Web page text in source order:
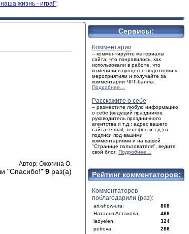
жизнь - игра!".
Автор: Ожогина О.
"Спасибо!" 9 раз(а)
Сервисы:
Комментарии
– комментируйте материалы
сайта: что понравилось, как
использовали в работе, что
изменили в процессе подготовки к
мероприятиям и получайте за
комментарии ЧРГ-баллы.
Подробнее…
Расскажите о себе
– разместите любую информацию
о себе (ведущий праздников,
руководитель праздничного
агентства и т.д.; адрес вашего
сайта, e-mail, телефон и т.д.) в
подписи под вашими
комментариями и на вашей
"Странице пользователя", ведите
свой блог. Подробнее…
Рейтинг комментаторов:
Комментаторов
поблагодарили (раз):
art-show-ura:
808
Наталья Астахова:
468
ladyelen:
324
petrova:
288